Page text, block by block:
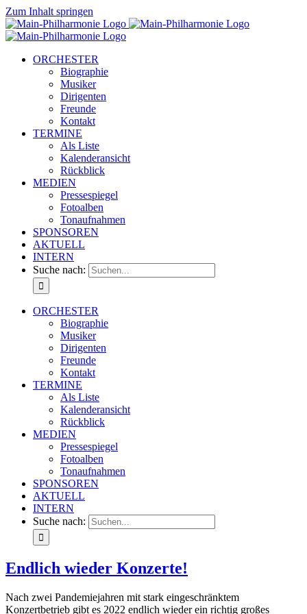
Zum Inhalt springen
ORCHESTER
Biographie
Musiker
Dirigenten
Freunde
Kontakt
TERMINE
Als Liste
Kalenderansicht
Rückblick
MEDIEN
Pressespiegel
Fotoalben
Tonaufnahmen
SPONSOREN
AKTUELL
INTERN
Suche nach:
ORCHESTER
Biographie
Musiker
Dirigenten
Freunde
Kontakt
TERMINE
Als Liste
Kalenderansicht
Rückblick
MEDIEN
Pressespiegel
Fotoalben
Tonaufnahmen
SPONSOREN
AKTUELL
INTERN
Suche nach:
Endlich wieder Konzerte!
Nach zwei Pandemiejahren mit stark eingeschränktem
Konzertbetrieb gibt es 2022 endlich wieder ein richtig großes